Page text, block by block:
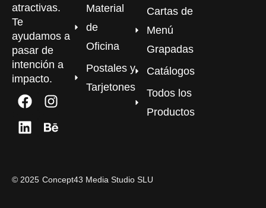
atractivas.
Te
ayudamos a
pasar de
intención a
impacto.
Material
de
Oficina
Postales y
Tarjetones
Cartas de
Menú
Grapadas
Catálogos
Todos los
Productos
© 2025 Concept43 Media Studio SLU